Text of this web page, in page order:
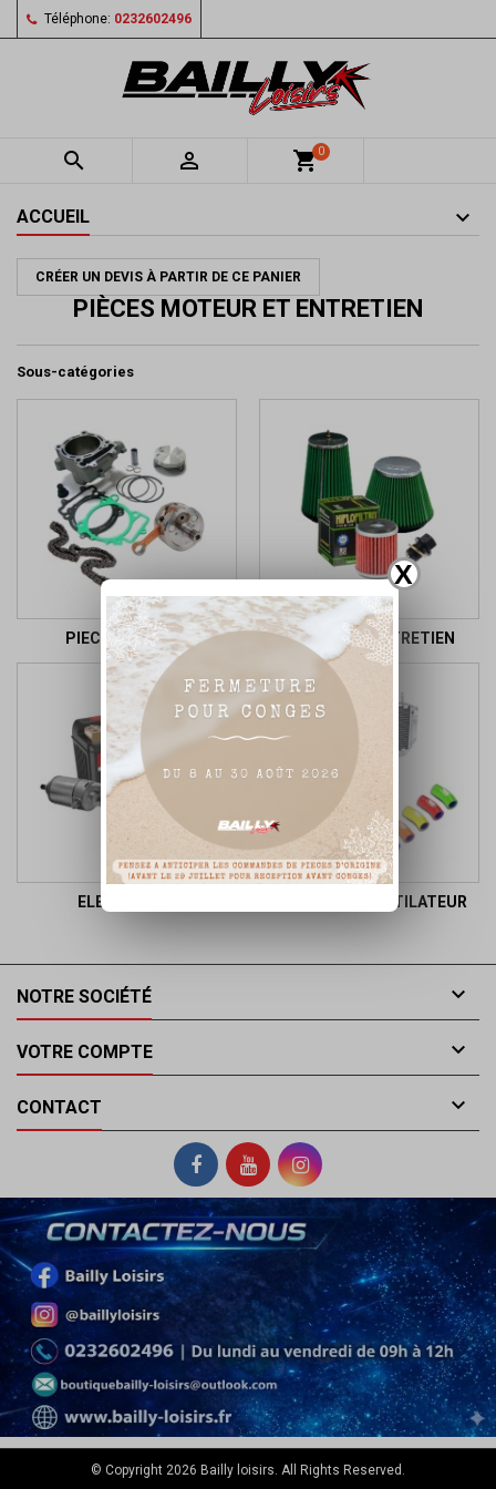
X
Téléphone: 0232602496
  shopping_cart0
ACCUEIL
CRÉER UN DEVIS À PARTIR DE CE PANIER
PIÈCES MOTEUR ET ENTRETIEN
Sous-catégories
PIECES MOTEUR FILTRES ET ENTRETIEN
ELECTRICITE RADIATEUR-VENTILATEUR
NOTRE SOCIÉTÉ 
VOTRE COMPTE 
CONTACT 
© Copyright 2026 Bailly loisirs. All Rights Reserved.